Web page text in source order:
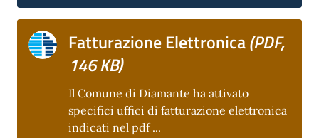
Fatturazione Elettronica(PDF,
146 KB)
Il Comune di Diamante ha attivato
specifici uffici di fatturazione elettronica
indicati nel pdf ...